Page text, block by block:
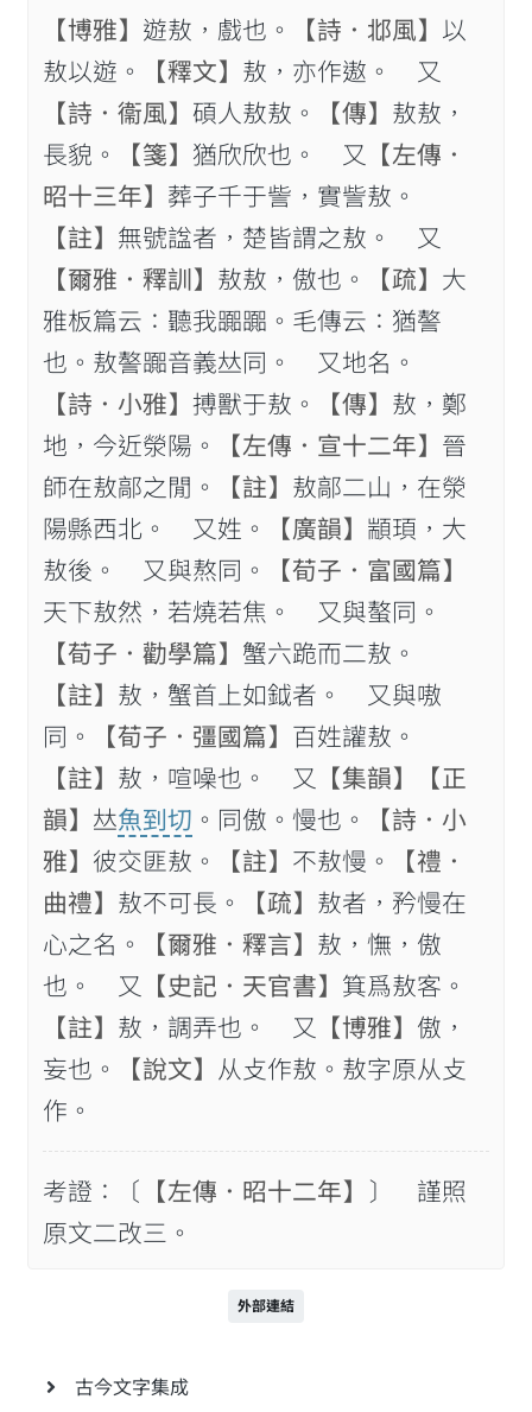
【博雅】 遊敖，戲也。 【詩．邶風】 以
敖以遊。
【釋文】 敖，亦作遨。 又
【詩．衞風】 碩人敖敖。 【傳】 敖敖，
長貌。
【箋】 猶欣欣也。 又
【左傳．
昭十三年】 葬子千于訾，實訾敖。
【註】 無號諡者，楚皆謂之敖。 又
【爾雅．釋訓】 敖敖，傲也。 【疏】 大
雅板篇云：聽我嚻嚻。毛傳云：猶謷
也。敖謷嚻音義𠀤同。 又地名。
【詩．小雅】 搏獸于敖。 【傳】 敖，鄭
地，今近滎陽。
【左傳．宣十二年】 晉
師在敖鄗之閒。
【註】 敖鄗二山，在滎
陽縣西北。 又姓。
【廣韻】 顓頊，大
敖後。 又與熬同。
【荀子．富國篇】
天下敖然，若燒若焦。 又與螯同。
【荀子．勸學篇】 蟹六跪而二敖。
【註】 敖，蟹首上如鉞者。 又與嗷
同。
【荀子．彊國篇】 百姓讙敖。
【註】 敖，喧噪也。 又 【集韻】
【正
韻】 𠀤魚到切 。同傲。慢也。
【詩．小
雅】 彼交匪敖。 【註】 不敖慢。
【禮．
曲禮】 敖不可長。 【疏】 敖者，矜慢在
心之名。
【爾雅．釋言】 敖，憮，傲
也。 又
【史記．天官書】 箕爲敖客。
【註】 敖，調弄也。 又 【博雅】 傲，
妄也。
【說文】 从攴作敖。敖字原从攴
作。
考證：〔 【左傳．昭十二年】
〕 謹照
原文二改三。
外部連結
古今文字集成